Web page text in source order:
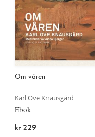
Om våren
Karl Ove Knausgård
Ebok
kr 229